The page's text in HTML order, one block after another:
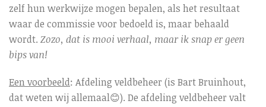
zelf hun werkwijze mogen bepalen, als het resultaat
waar de commissie voor bedoeld is, maar behaald
wordt. Zozo, dat is mooi verhaal, maar ik snap er geen
bips van!
Een voorbeeld: Afdeling veldbeheer (is Bart Bruinhout,
dat weten wij allemaal😊). De afdeling veldbeheer valt